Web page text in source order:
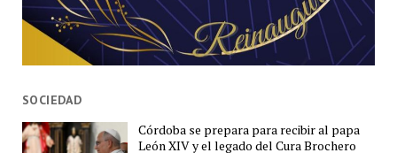
SOCIEDAD
Córdoba se prepara para recibir al papa
León XIV y el legado del Cura Brochero